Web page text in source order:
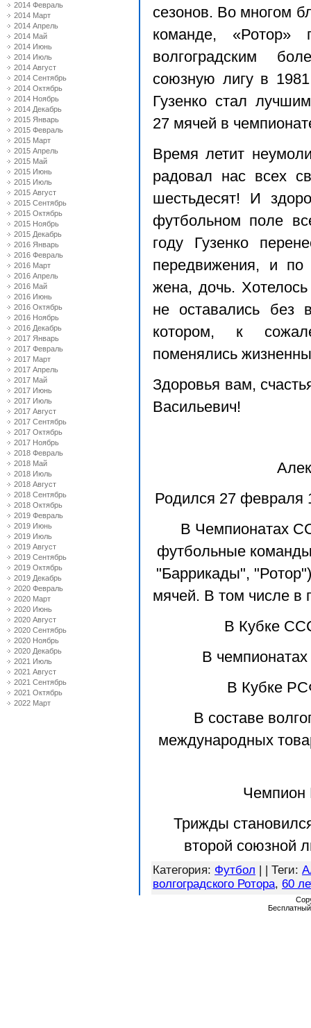
2014 Февраль
2014 Март
2014 Апрель
2014 Май
2014 Июнь
2014 Июль
2014 Август
2014 Сентябрь
2014 Октябрь
2014 Ноябрь
2014 Декабрь
2015 Январь
2015 Февраль
2015 Март
2015 Апрель
2015 Май
2015 Июнь
2015 Июль
2015 Август
2015 Сентябрь
2015 Октябрь
2015 Ноябрь
2015 Декабрь
2016 Январь
2016 Февраль
2016 Март
2016 Апрель
2016 Май
2016 Июнь
2016 Октябрь
2016 Ноябрь
2016 Декабрь
2017 Январь
2017 Февраль
2017 Март
2017 Апрель
2017 Май
2017 Июнь
2017 Июль
2017 Август
2017 Сентябрь
2017 Октябрь
2017 Ноябрь
2018 Февраль
2018 Май
2018 Июль
2018 Август
2018 Сентябрь
2018 Октябрь
2019 Февраль
2019 Июнь
2019 Июль
2019 Август
2019 Сентябрь
2019 Октябрь
2019 Декабрь
2020 Февраль
2020 Март
2020 Июнь
2020 Август
2020 Сентябрь
2020 Ноябрь
2020 Декабрь
2021 Июль
2021 Август
2021 Сентябрь
2021 Октябрь
2022 Март
сезонов. Во многом
команде, «Ротор»
волгоградским
союзную лигу в
Гузенко стал
27 мячей в
Время летит
радовал нас всех
шестьдесят! И
футбольном поле
году Гузенко
передвижения, и
жена, дочь.
не оставались без
котором, к
поменялись
Здоровья вам,
Васильевич!
Родился 27 февраля
В Чемпионатах
футбольные
"Баррикады",
мячей. В том числе в
В Кубке
В
В Кубке
В составе
международных
Чемпион
Трижды
второй союзной
Категория: Футбол | | Теги:
волгоградского Ротора, 60